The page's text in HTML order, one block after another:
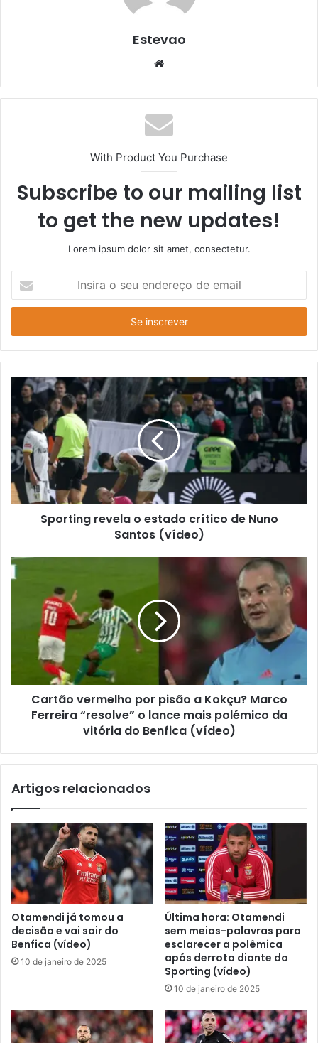
Estevao
Website
With Product You Purchase
Subscribe to our mailing list
to get the new updates!
Lorem ipsum dolor sit amet, consectetur.
seu
de
email
Sporting revela o estado crítico de Nuno
Santos (vídeo)
Cartão vermelho por pisão a Kokçu? Marco
Ferreira “resolve” o lance mais polémico da
vitória do Benfica (vídeo)
Artigos relacionados
Otamendi já tomou a
decisão e vai sair do
Benfica (vídeo)
10 de janeiro de 2025
Última hora: Otamendi
sem meias-palavras para
esclarecer a polêmica
após derrota diante do
Sporting (vídeo)
10 de janeiro de 2025